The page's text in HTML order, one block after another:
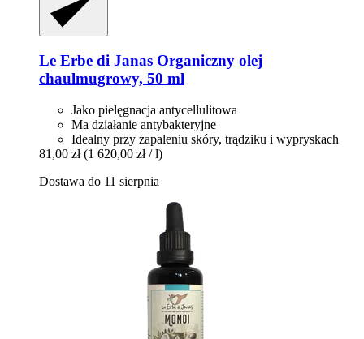
Le Erbe di Janas Organiczny olej
chaulmugrowy, 50 ml
Jako pielęgnacja antycellulitowa
Ma działanie antybakteryjne
Idealny przy zapaleniu skóry, trądziku i wypryskach
81,00 zł (1 620,00 zł / l)
Dostawa do 11 sierpnia